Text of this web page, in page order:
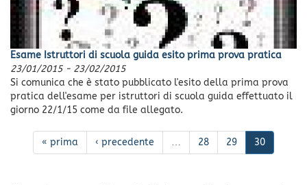
Esame Istruttori di scuola guida esito prima prova pratica
23/01/2015- 23/02/2015
Si comunica che è stato pubblicato l'esito della prima prova
pratica dell'esame per istruttori di scuola guida effettuato il
giorno 22/1/15 come da file allegato.
« prima ‹ precedente … 28 29 30